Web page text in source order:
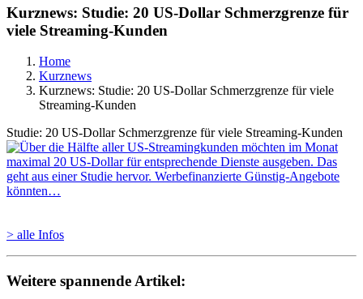
Kurznews: Studie: 20 US-Dollar Schmerzgrenze für
viele Streaming-Kunden
Home
Kurznews
Kurznews: Studie: 20 US-Dollar Schmerzgrenze für viele
Streaming-Kunden
Studie: 20 US-Dollar Schmerzgrenze für viele Streaming-Kunden
> alle Infos
Weitere spannende Artikel: